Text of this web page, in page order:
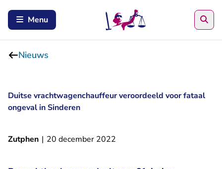
Menu
Nieuws
Duitse vrachtwagenchauffeur veroordeeld voor fataal
ongeval in Sinderen
Zutphen | 20 december 2022